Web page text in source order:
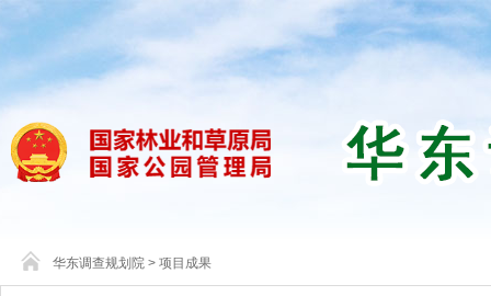
华东调查规划院 > 项目成果